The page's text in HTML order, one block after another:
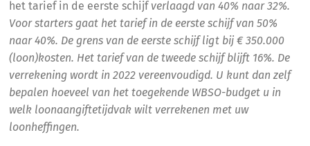
het tarief in de eerste schijf verlaagd van 40% naar 32%.
Voor starters gaat het tarief in de eerste schijf van 50%
naar 40%. De grens van de eerste schijf ligt bij € 350.000
(loon)kosten. Het tarief van de tweede schijf blijft 16%. De
verrekening wordt in 2022 vereenvoudigd. U kunt dan zelf
bepalen hoeveel van het toegekende WBSO-budget u in
welk loonaangiftetijdvak wilt verrekenen met uw
loonheffingen.